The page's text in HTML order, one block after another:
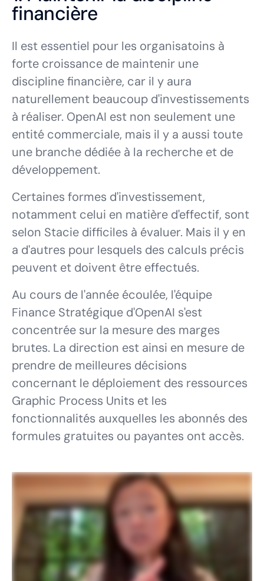
financière
Il est essentiel pour les organisatoins à
forte croissance de maintenir une
discipline financière, car il y aura
naturellement beaucoup d'investissements
à réaliser. OpenAI est non seulement une
entité commerciale, mais il y a aussi toute
une branche dédiée à la recherche et de
développement.
Certaines formes d'investissement,
notamment celui en matière d'effectif, sont
selon Stacie difficiles à évaluer. Mais il y en
a d'autres pour lesquels des calculs précis
peuvent et doivent être effectués.
Au cours de l'année écoulée, l'équipe
Finance Stratégique d'OpenAI s'est
concentrée sur la mesure des marges
brutes. La direction est ainsi en mesure de
prendre de meilleures décisions
concernant le déploiement des ressources
Graphic Process Units et les
fonctionnalités auxquelles les abonnés des
formules gratuites ou payantes ont accès.